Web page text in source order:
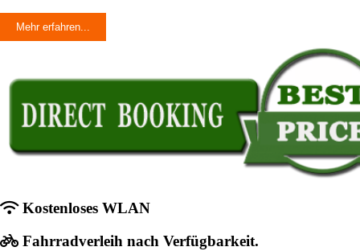
Mehr erfahren...
Kostenloses WLAN
Fahrradverleih nach Verfügbarkeit.